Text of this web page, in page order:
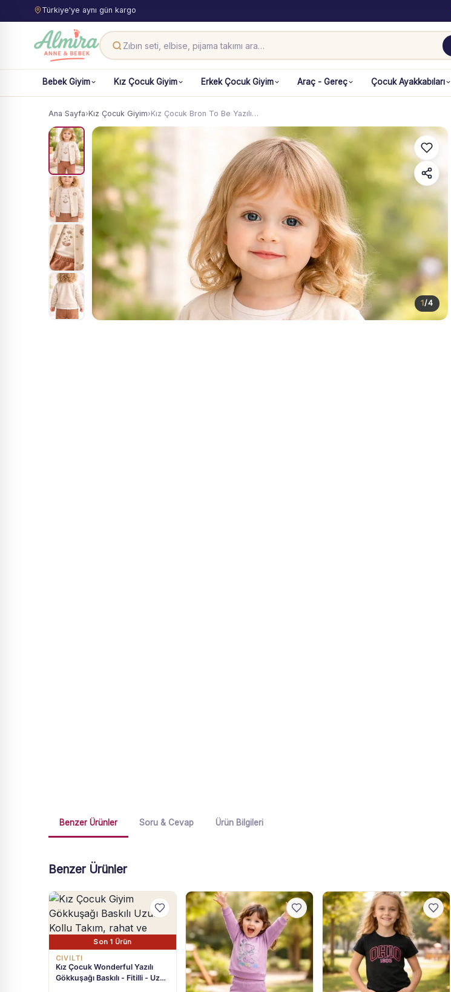
Türkiye'ye aynı gün kargo
Bebek Giyim Kız Çocuk Giyim Erkek Çocuk Giyim Araç - Gereç Çocuk Ayakkabıları
Ana Sayfa›Kız Çocuk Giyim›Kız Çocuk Bron To Be Yazılı…
1/4
Benzer Ürünler Soru & Cevap Ürün Bilgileri
Benzer Ürünler
Son 1 Ürün
CIVILTI
Kız Çocuk Wonderful Yazılı
Gökkuşağı Baskılı - Fitilli - Uzun